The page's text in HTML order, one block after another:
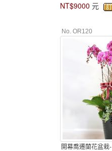
NT$9000 元
No. OR120
開幕喬遷蘭花盆栽-